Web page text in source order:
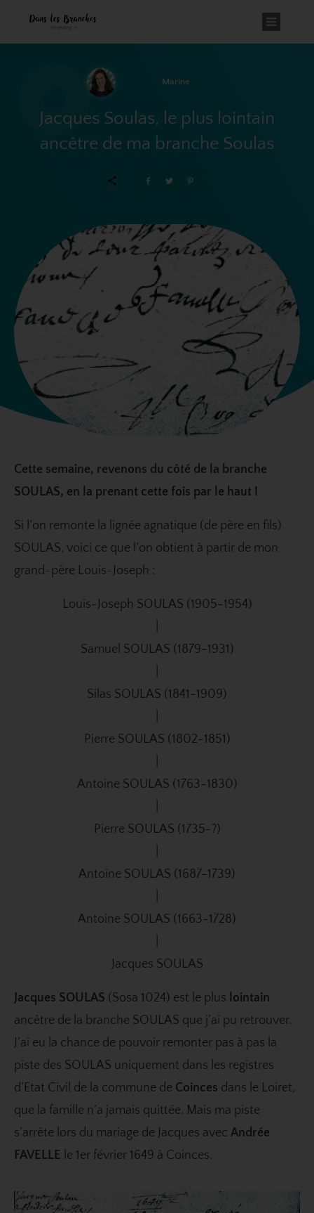
Marine
Jacques Soulas, le plus lointain
ancêtre de ma branche Soulas
Cette semaine, revenons du côté de la branche
SOULAS, en la prenant cette fois par le haut !
Si l’on remonte la lignée agnatique (de père en fils)
SOULAS, voici ce que l’on obtient à partir de mon
grand-père Louis-Joseph :
Louis-Joseph SOULAS (1905-1954)
Samuel SOULAS (1879-1931)
Silas SOULAS (1841-1909)
Pierre SOULAS (1802-1851)
Antoine SOULAS (1763-1830)
Pierre SOULAS (1735-?)
Antoine SOULAS (1687-1739)
Antoine SOULAS (1663-1728)
Jacques SOULAS
Jacques SOULAS (Sosa 1024) est le plus lointain
ancêtre de la branche SOULAS que j’ai pu retrouver.
J’ai eu la chance de pouvoir remonter pas à pas la
piste des SOULAS uniquement dans les registres
d’Etat Civil de la commune de Coinces dans le Loiret,
que la famille n’a jamais quittée. Mais ma piste
s’arrête lors du mariage de Jacques avec Andrée
FAVELLE le 1er février 1649 à Coinces.